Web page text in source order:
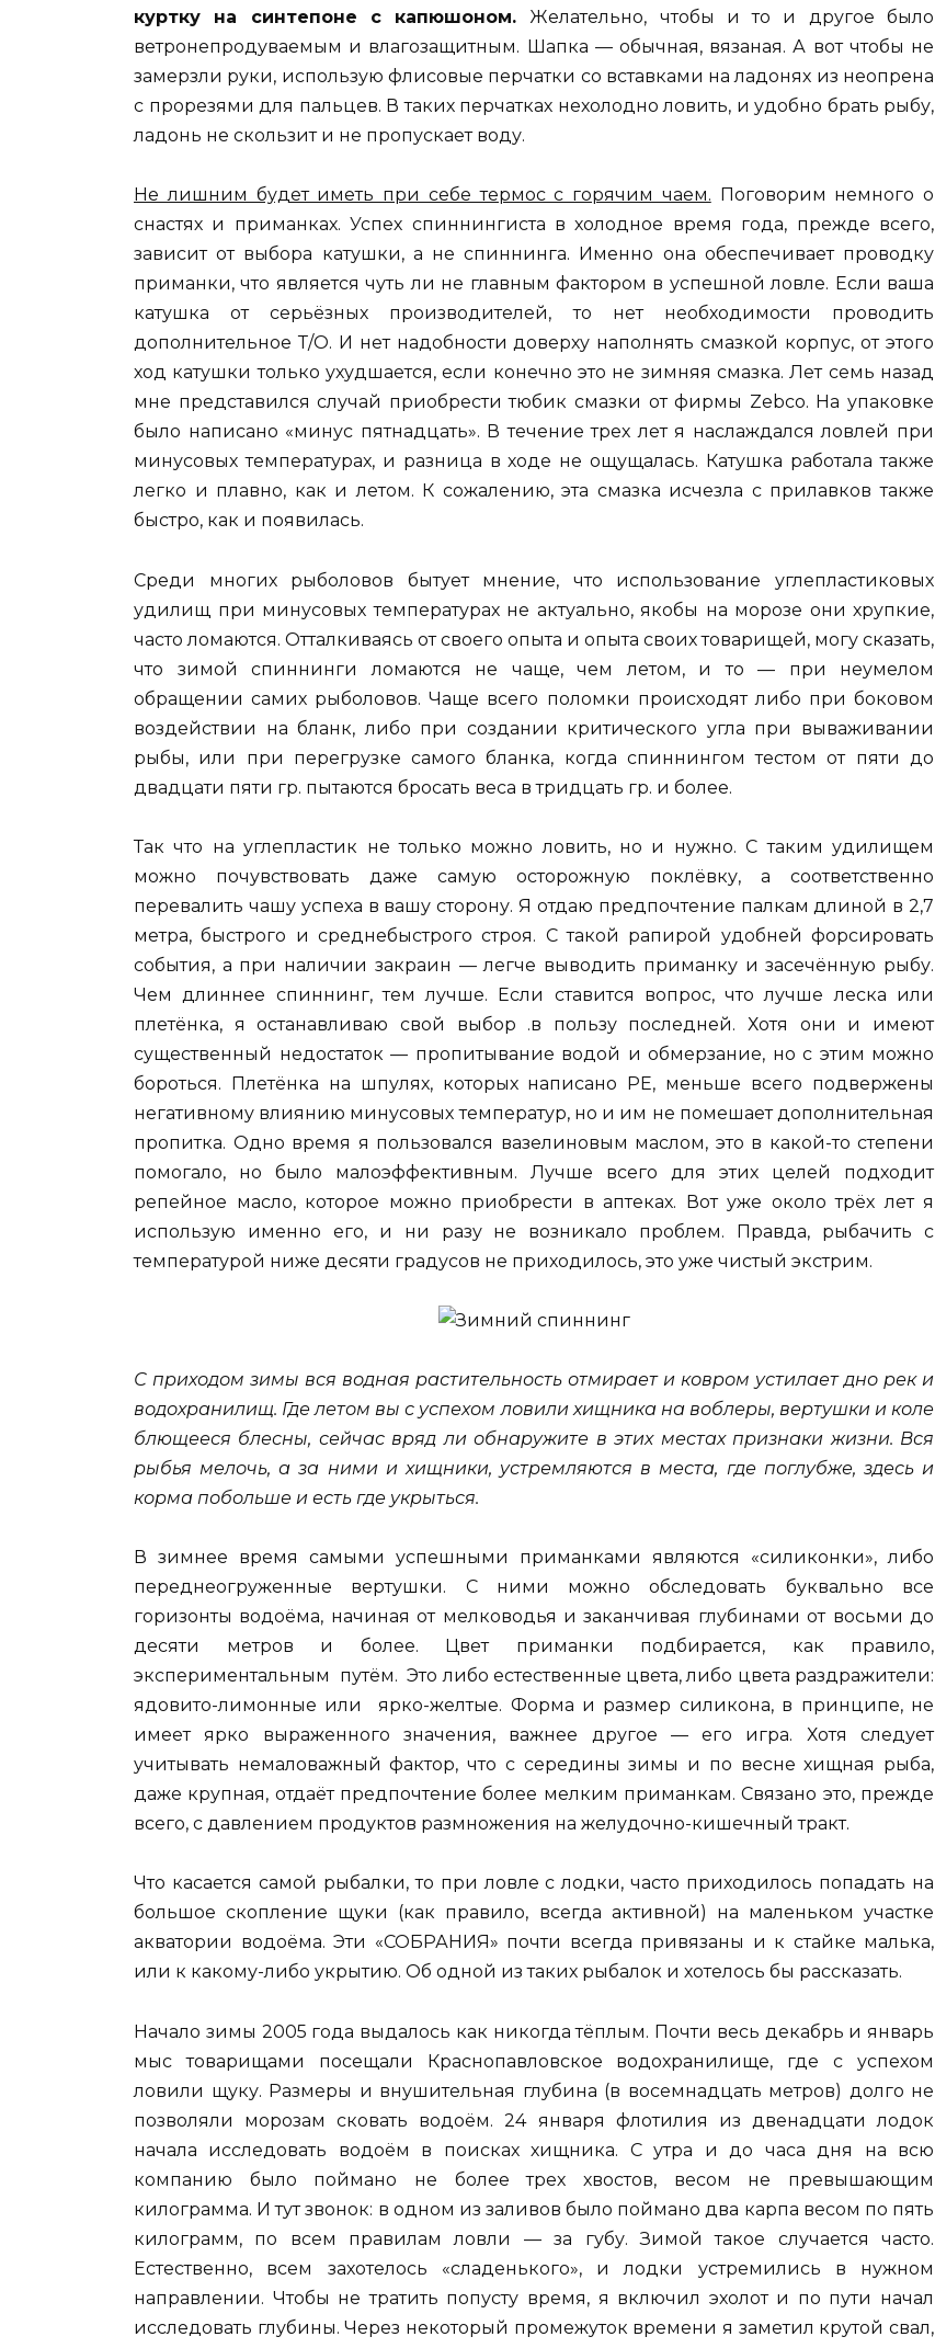
куртку на синтепоне с капюшоном. Желательно, чтобы и то и другое было
ветронепродуваемым и влагозащитным. Шапка — обычная, вязаная. А вот чтобы не
замерзли руки, использую флисовые перчатки со вставками на ладонях из неопрена
с прорезями для пальцев. В таких перчатках нехолодно ловить, и удобно брать рыбу,
ладонь не скользит и не пропускает воду.
Не лишним будет иметь при себе термос с горячим чаем. Поговорим немного о
снастях и приманках. Успех спиннингиста в холодное время года, прежде всего,
зависит от выбора катушки, а не спиннинга. Именно она обеспечивает проводку
приманки, что является чуть ли не главным фактором в успешной ловле. Если ваша
катушка от серьёзных производителей, то нет необходимости проводить
дополнительное Т/О. И нет надобности доверху наполнять смазкой корпус, от этого
ход катушки только ухудшается, если конечно это не зимняя смазка. Лет семь назад
мне представился случай приобрести тюбик смазки от фирмы Zebco. На упаковке
было написано «минус пятнадцать». В течение трех лет я наслаждался ловлей при
минусовых температурах, и разница в ходе не ощущалась. Катушка работала также
легко и плавно, как и летом. К сожалению, эта смазка исчезла с прилавков также
быстро, как и появилась.
Среди многих рыболовов бытует мнение, что использование углепластиковых
удилищ при минусовых температурах не актуально, якобы на морозе они хрупкие,
часто ломаются. Отталкиваясь от своего опыта и опыта своих товарищей, могу сказать,
что зимой спиннинги ломаются не чаще, чем летом, и то — при неумелом
обращении самих рыболовов. Чаще всего поломки происходят либо при боковом
воздействии на бланк, либо при создании критического угла при вываживании
рыбы, или при перегрузке самого бланка, когда спиннингом тестом от пяти до
двадцати пяти гр. пытаются бросать веса в тридцать гр. и более.
Так что на углепластик не только можно ловить, но и нужно. С таким удилищем
можно почувствовать даже самую осторожную поклёвку, а соответственно
перевалить чашу успеха в вашу сторону. Я отдаю предпочтение палкам длиной в 2,7
метра, быстрого и среднебыстрого строя. С такой рапирой удобней форсировать
события, а при наличии закраин — легче выводить приманку и засечённую рыбу.
Чем длиннее спиннинг, тем лучше. Если ставится вопрос, что лучше леска или
плетёнка, я останавливаю свой выбор .в пользу последней. Хотя они и имеют
существенный недостаток — пропитывание водой и обмерзание, но с этим можно
бороться. Плетёнка на шпулях, которых написано РЕ, меньше всего подвержены
негативному влиянию минусовых температур, но и им не помешает дополнительная
пропитка. Одно время я пользовался вазелиновым маслом, это в какой-то степени
помогало, но было малоэффективным. Лучше всего для этих целей подходит
репейное масло, которое можно приобрести в аптеках. Вот уже около трёх лет я
использую именно его, и ни разу не возникало проблем. Правда, рыбачить с
температурой ниже десяти градусов не приходилось, это уже чистый экстрим.
С приходом зимы вся водная растительность отмирает и ковром устилает дно рек и
водохранилищ. Где летом вы с успехом ловили хищника на воблеры, вертушки и коле
блющееся блесны, сейчас вряд ли обнаружите в этих местах признаки жизни. Вся
рыбья мелочь, а за ними и хищники, устремляются в места, где поглубже, здесь и
корма побольше и есть где укрыться.
В зимнее время самыми успешными приманками являются «силиконки», либо
переднеогруженные вертушки. С ними можно обследовать буквально все
горизонты водоёма, начиная от мелководья и заканчивая глубинами от восьми до
десяти метров и более. Цвет приманки подбирается, как правило,
экспериментальным путём. Это либо естественные цвета, либо цвета раздражители:
ядовито-лимонные или ярко-желтые. Форма и размер силикона, в принципе, не
имеет ярко выраженного значения, важнее другое — его игра. Хотя следует
учитывать немаловажный фактор, что с середины зимы и по весне хищная рыба,
даже крупная, отдаёт предпочтение более мелким приманкам. Связано это, прежде
всего, с давлением продуктов размножения на желудочно-кишечный тракт.
Что касается самой рыбалки, то при ловле с лодки, часто приходилось попадать на
большое скопление щуки (как правило, всегда активной) на маленьком участке
акватории водоёма. Эти «СОБРАНИЯ» почти всегда привязаны и к стайке малька,
или к какому-либо укрытию. Об одной из таких рыбалок и хотелось бы рассказать.
Начало зимы 2005 года выдалось как никогда тёплым. Почти весь декабрь и январь
мыс товарищами посещали Краснопавловское водохранилище, где с успехом
ловили щуку. Размеры и внушительная глубина (в восемнадцать метров) долго не
позволяли морозам сковать водоём. 24 января флотилия из двенадцати лодок
начала исследовать водоём в поисках хищника. С утра и до часа дня на всю
компанию было поймано не более трех хвостов, весом не превышающим
килограмма. И тут звонок: в одном из заливов было поймано два карпа весом по пять
килограмм, по всем правилам ловли — за губу. Зимой такое случается часто.
Естественно, всем захотелось «сладенького», и лодки устремились в нужном
направлении. Чтобы не тратить попусту время, я включил эхолот и по пути начал
исследовать глубины. Через некоторый промежуток времени я заметил крутой свал,